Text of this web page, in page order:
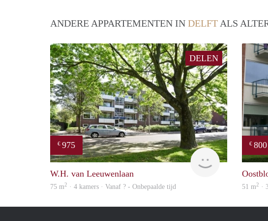
ANDERE APPARTEMENTEN IN DELFT ALS
DELEN
€ 975
finder
W.H. van Leeuwenlaan
75 m2 · 4 kamers · Vanaf ? - Onbepaalde tijd
€ 800
51 m2 ·